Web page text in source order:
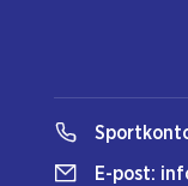
E-post: